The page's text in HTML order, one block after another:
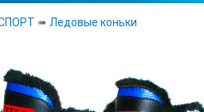
➠ Ледовые коньки